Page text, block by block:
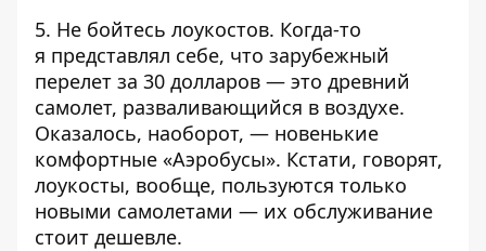
5. Не бойтесь лоукостов. Когда-то
я представлял себе, что зарубежный
перелет за 30 долларов — это древний
самолет, разваливающийся в воздухе.
Оказалось, наоборот, — новенькие
комфортные «Аэробусы». Кстати, говорят,
лоукосты, вообще, пользуются только
новыми самолетами — их обслуживание
стоит дешевле.